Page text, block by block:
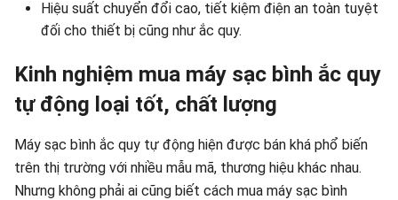
Hiệu suất chuyển đổi cao, tiết kiệm điện an toàn tuyệt
đối cho thiết bị cũng như ắc quy.
Kinh nghiệm mua máy sạc bình ắc quy
tự động loại tốt, chất lượng
Máy sạc bình ắc quy tự động hiện được bán khá phổ biến
trên thị trường với nhiều mẫu mã, thương hiệu khác nhau.
Nhưng không phải ai cũng biết cách mua máy sạc bình